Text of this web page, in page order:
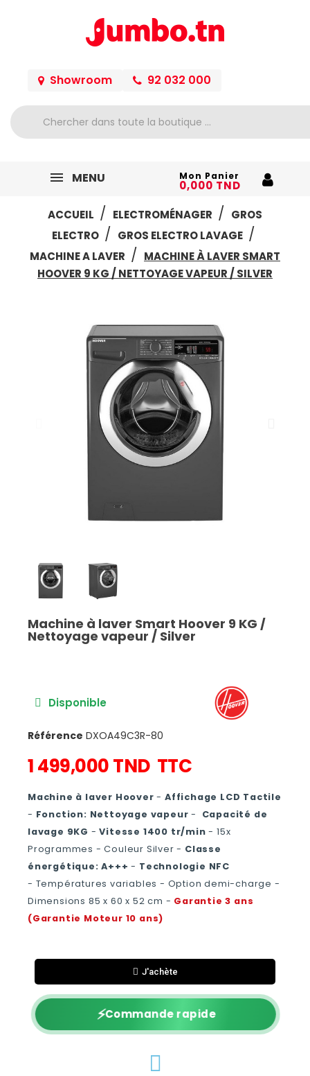
Showroom 92 032 000
MENU Mon Panier
0,000 TND
ACCUEIL
ELECTROMÉNAGER
GROS
ELECTRO
GROS ELECTRO LAVAGE
MACHINE A LAVER
MACHINE À LAVER SMART
HOOVER 9 KG / NETTOYAGE VAPEUR / SILVER
Machine à laver Smart Hoover 9 KG /
Nettoyage vapeur / Silver
Disponible
Référence DXOA49C3R-80
1 499,000 TND TTC
Machine à laver Hoover - Affichage LCD Tactile
- Fonction: Nettoyage vapeur - Capacité de
lavage 9KG -Vitesse 1400 tr/min - 15x
Programmes - Couleur Silver - Classe
énergétique: A+++ - Technologie NFC
- Températures variables - Option demi-charge -
Dimensions 85 x 60 x 52 cm - Garantie 3 ans
(Garantie Moteur 10 ans)
J'achète
⚡Commande rapide